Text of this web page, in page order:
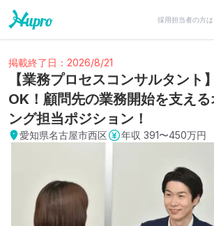
採用担当者の方
掲載終了日：2026/8/21
【業務プロセスコンサルタント
OK！顧問先の業務開始を支える
ング担当ポジション！
愛知県名古屋市西区 年収 391〜450万円